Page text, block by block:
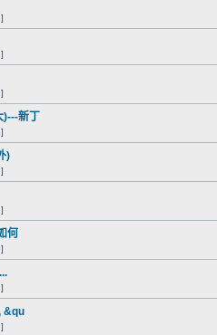
]
]
]
新丁
]
)
]
]
何
]
]
&qu
]